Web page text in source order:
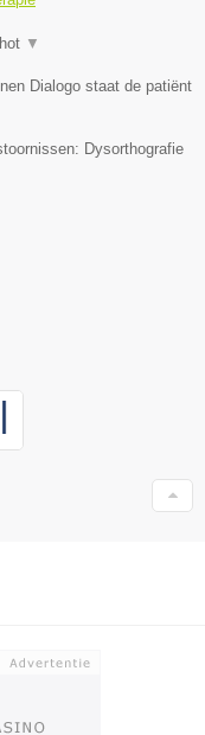
▼
Dialogo staat de patiënt
Dysorthografie